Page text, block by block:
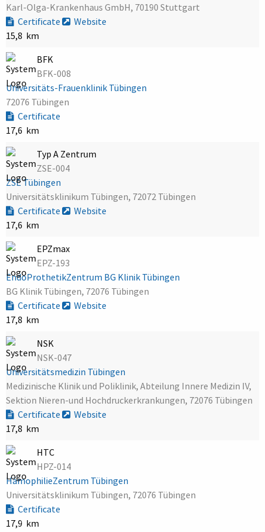
Karl-Olga-Krankenhaus GmbH, 70190 Stuttgart
Certificate
Website
15,8 km
BFK
BFK-008
Universitäts-Frauenklinik Tübingen
72076 Tübingen
Certificate
17,6 km
Typ A Zentrum
ZSE-004
ZSE Tübingen
Universitätsklinikum Tübingen, 72072 Tübingen
Certificate
Website
17,6 km
EPZmax
EPZ-193
EndoProthetikZentrum BG Klinik Tübingen
BG Klinik Tübingen, 72076 Tübingen
Certificate
Website
17,8 km
NSK
NSK-047
Universitätsmedizin Tübingen
Medizinische Klinik und Poliklinik, Abteilung Innere Medizin IV,
Sektion Nieren-und Hochdruckerkrankungen, 72076 Tübingen
Certificate
Website
17,8 km
HTC
HPZ-014
HämophilieZentrum Tübingen
Universitätsklinikum Tübingen, 72076 Tübingen
Certificate
17,9 km